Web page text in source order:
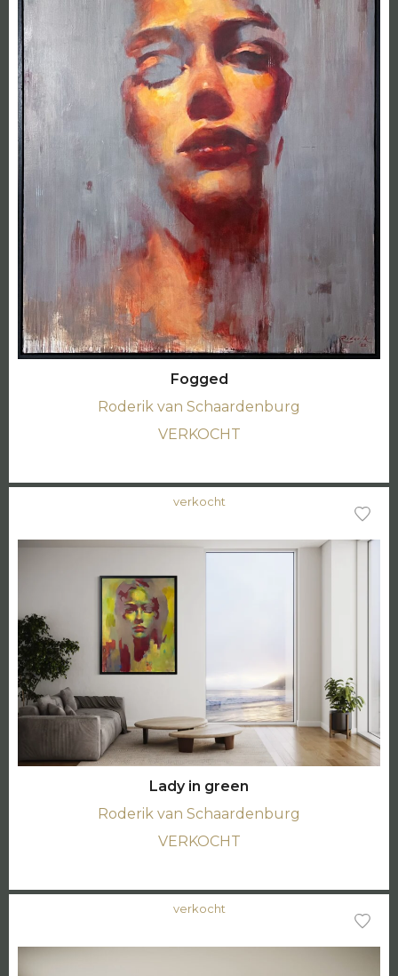
Fogged
Roderik van Schaardenburg
VERKOCHT
verkocht
Lady in green
Roderik van Schaardenburg
VERKOCHT
verkocht